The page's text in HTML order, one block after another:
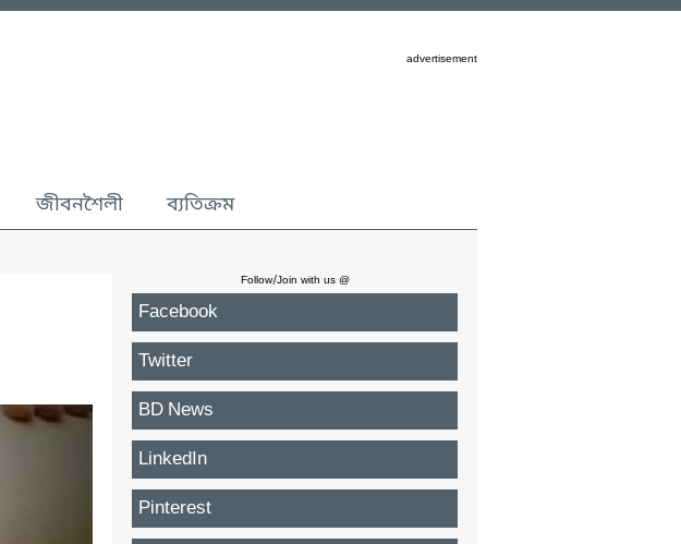
advertisement
জীবনশৈলী ব্যতিক্রম
Follow/Join with us @
Facebook
Twitter
BD News
LinkedIn
Pinterest